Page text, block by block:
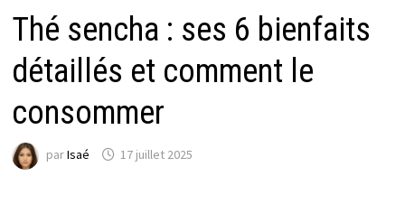
Thé sencha : ses 6 bienfaits
détaillés et comment le
consommer
parIsaé 17 juillet 2025